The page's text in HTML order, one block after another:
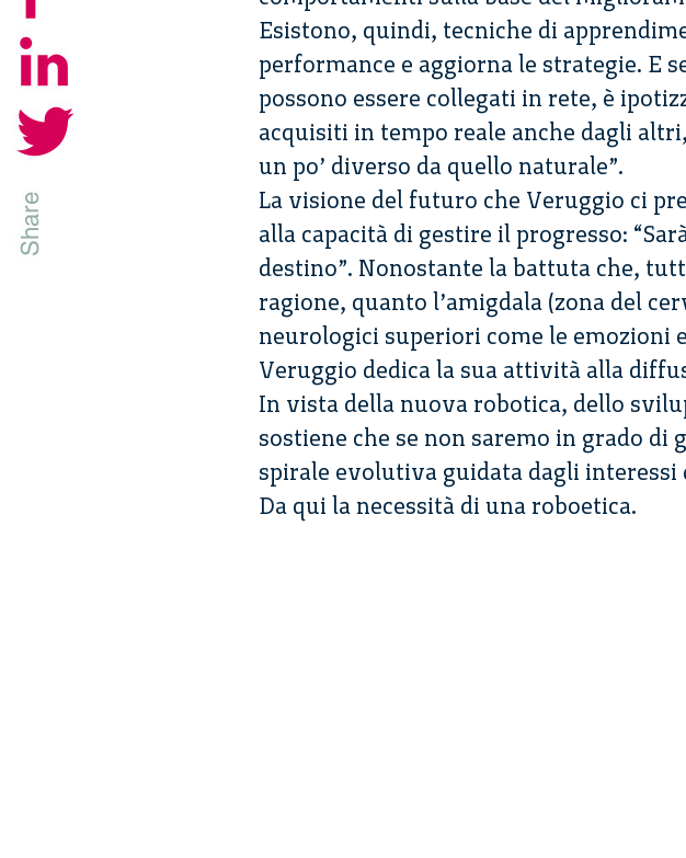
Esistono, quindi, tecniche di
performance e aggiorna le strategie. E
possono essere collegati in rete, è
acquisiti in tempo reale anche dagli
un po’ diverso da quello naturale”.
La visione del futuro che Veruggio ci
alla capacità di gestire il progresso:
destino”. Nonostante la battuta che,
ragione, quanto l’amigdala (zona del
neurologici superiori come le emozioni
Veruggio dedica la sua attività alla
In vista della nuova robotica, dello
sostiene che se non saremo in grado
spirale evolutiva guidata dagli
Da qui la necessità di una roboetica.